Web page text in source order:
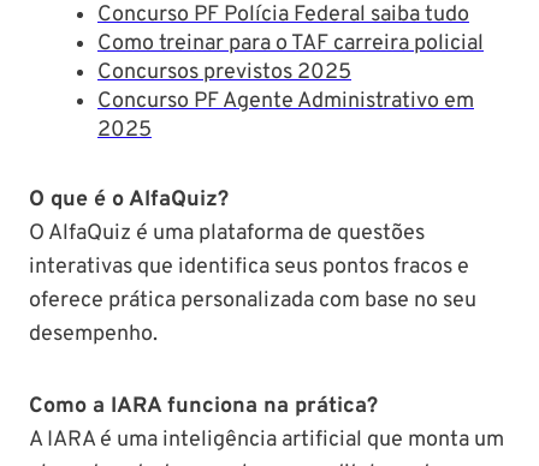
Concurso PF Polícia Federal saiba tudo
Como treinar para o TAF carreira policial
Concursos previstos 2025
Concurso PF Agente Administrativo em
2025
O que é o AlfaQuiz?
O AlfaQuiz é uma plataforma de questões
interativas que identifica seus pontos fracos e
oferece prática personalizada com base no seu
desempenho.
Como a IARA funciona na prática?
A IARA é uma inteligência artificial que monta um